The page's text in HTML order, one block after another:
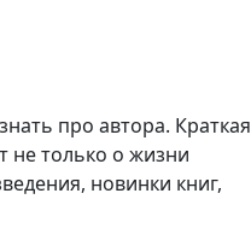
про автора. Краткая
не только о жизни
новинки книг,